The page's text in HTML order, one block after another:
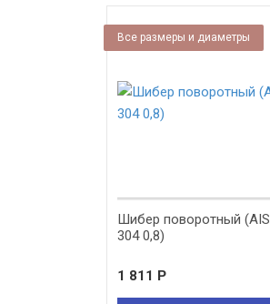
Все размеры и диаметры
Шибер поворотный (AISI
304 0,8)
1 811 Р